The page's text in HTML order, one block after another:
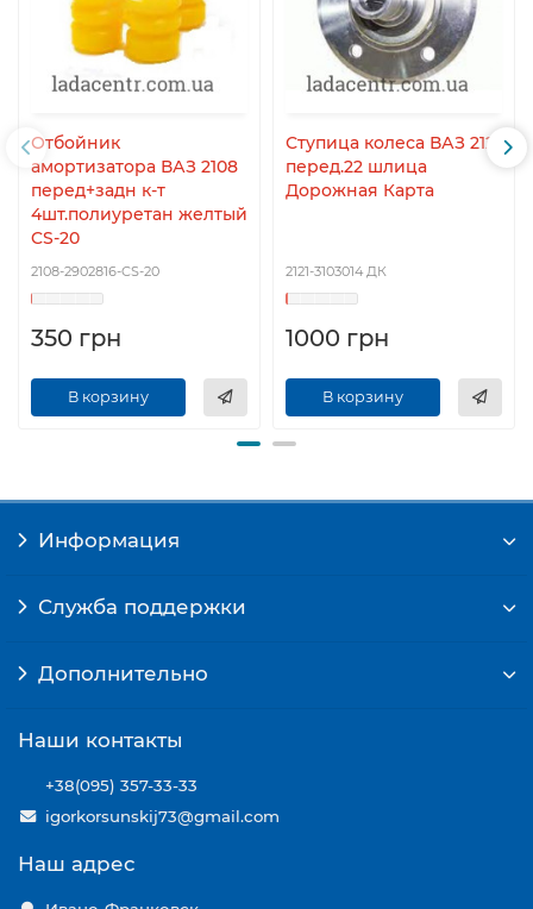
Отбойник
амортизатора ВАЗ 2108
перед+задн к-т
4шт.полиуретан желтый
CS-20
2108-2902816-CS-20
350 грн
В корзину
Ступица колеса ВАЗ 2121
перед.22 шлица
Дорожная Карта
2121-3103014 ДК
1000 грн
В корзину
Информация
Служба поддержки
Дополнительно
Наши контакты
+38(095) 357-33-33
igorkorsunskij73@gmail.com
Наш адрес